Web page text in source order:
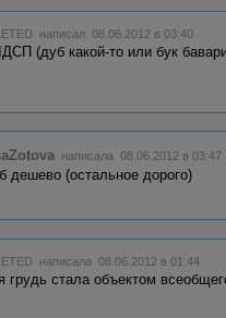
написал 08.06.2012 в 03:40
(дуб какой-то или бук
написала 08.06.2012 в 03:47
дешево (остальное дорого)
написала 08.06.2012 в 01:44
грудь стала объектом